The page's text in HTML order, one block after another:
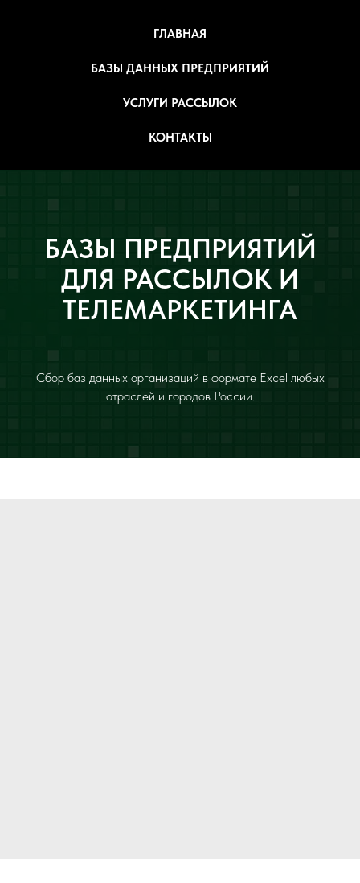
ГЛАВНАЯ
БАЗЫ ДАННЫХ ПРЕДПРИЯТИЙ
УСЛУГИ РАССЫЛОК
КОНТАКТЫ
БАЗЫ ПРЕДПРИЯТИЙ
ДЛЯ РАССЫЛОК И
ТЕЛЕМАРКЕТИНГА
Сбор баз данных организаций в формате Excel любых
отраслей и городов России.